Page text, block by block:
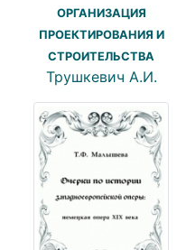
ОРГАНИЗАЦИЯ
ПРОЕКТИРОВАНИЯ И
СТРОИТЕЛЬСТВА
Трушкевич А.И.